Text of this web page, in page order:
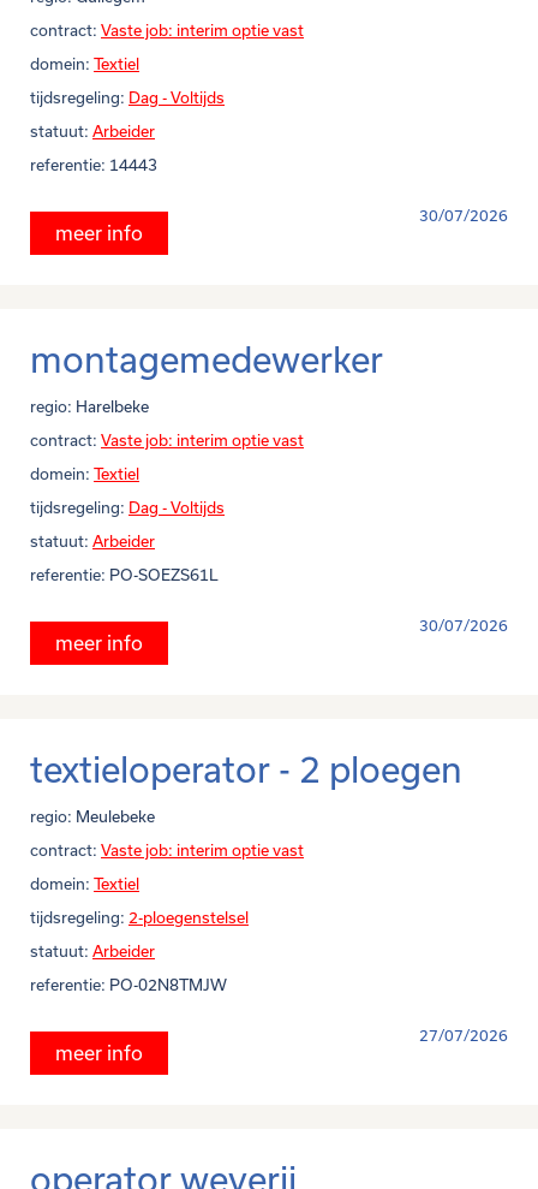
contract: Vaste job: interim optie vast
domein: Textiel
tijdsregeling: Dag - Voltijds
statuut: Arbeider
referentie: 14443
30/07/2026
meer info
montagemedewerker
regio: Harelbeke
contract: Vaste job: interim optie vast
domein: Textiel
tijdsregeling: Dag - Voltijds
statuut: Arbeider
referentie: PO-SOEZS61L
30/07/2026
meer info
textieloperator - 2 ploegen
regio: Meulebeke
contract: Vaste job: interim optie vast
domein: Textiel
tijdsregeling: 2-ploegenstelsel
statuut: Arbeider
referentie: PO-02N8TMJW
27/07/2026
meer info
operator weverij